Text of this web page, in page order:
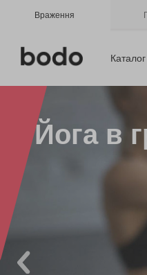
Враження
Йога в